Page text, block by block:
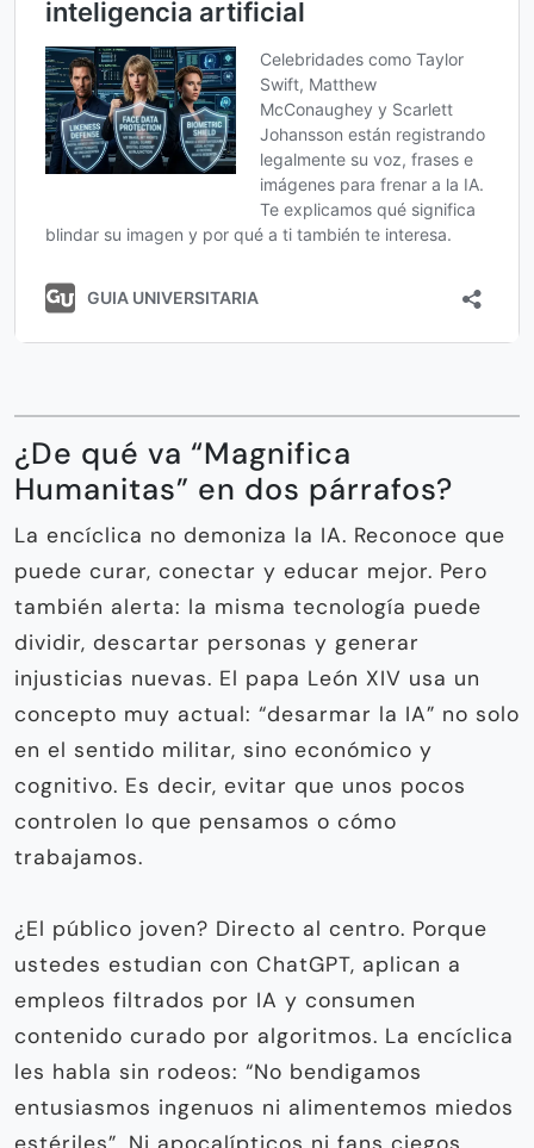
¿De qué va “Magnifica
Humanitas” en dos párrafos?
La encíclica no demoniza la IA. Reconoce que
puede curar, conectar y educar mejor. Pero
también alerta: la misma tecnología puede
dividir, descartar personas y generar
injusticias nuevas. El papa León XIV usa un
concepto muy actual: “desarmar la IA” no solo
en el sentido militar, sino económico y
cognitivo. Es decir, evitar que unos pocos
controlen lo que pensamos o cómo
trabajamos.
¿El público joven? Directo al centro. Porque
ustedes estudian con ChatGPT, aplican a
empleos filtrados por IA y consumen
contenido curado por algoritmos. La encíclica
les habla sin rodeos: “No bendigamos
entusiasmos ingenuos ni alimentemos miedos